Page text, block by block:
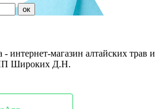
ок
интернет-магазин алтайских трав и
ИП Широких Д.Н.